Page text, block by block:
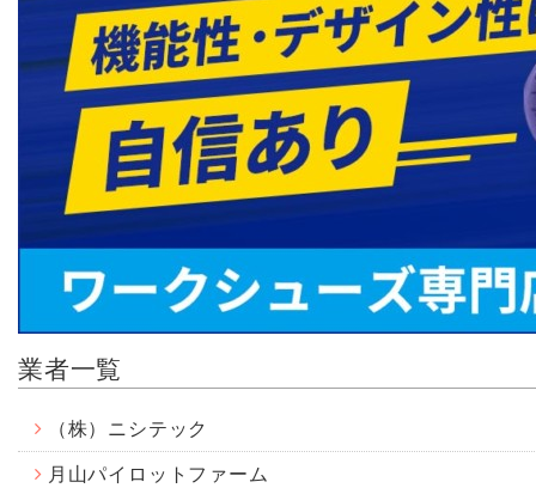
業者一覧
（株）ニシテック
月山パイロットファーム